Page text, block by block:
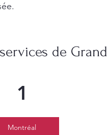
de
1
Montréal